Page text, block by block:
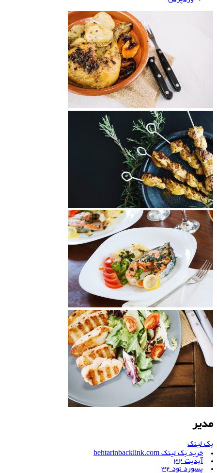
مدیر
بک لینک
خرید بک لینک behtarinbacklink.com
آپدیت 32
پسورد نود 32